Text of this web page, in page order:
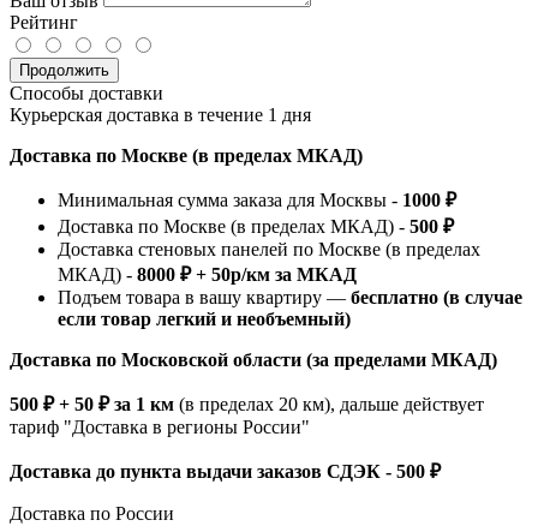
Рейтинг
Продолжить
Способы доставки
Курьерская доставка в течение 1 дня
Доставка по Москве (в пределах МКАД)
Минимальная сумма заказа для Москвы - 1000 ₽
Доставка по Москве (в пределах МКАД) - 500 ₽
Доставка стеновых панелей по Москве (в пределах
МКАД) - 8000 ₽ + 50р/км за МКАД
Подъем товара в вашу квартиру — бесплатно (в случае
если товар легкий и необъемный)
Доставка по Московской области (за пределами МКАД)
500 ₽ + 50 ₽ за 1 км (в пределах 20 км), дальше действует
тариф "Доставка в регионы России"
Доставка до пункта выдачи заказов СДЭК - 500 ₽
Доставка по России